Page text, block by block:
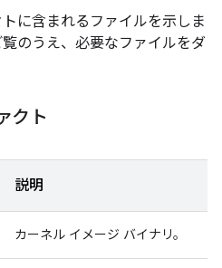
に含まれるファイルを示しま
のうえ、必要なファイルをダ
クト
説明
カーネル イメージ バイナリ。